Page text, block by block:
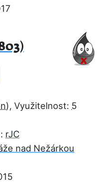
, Využitelnost: 5
rJC
nad Nežárkou